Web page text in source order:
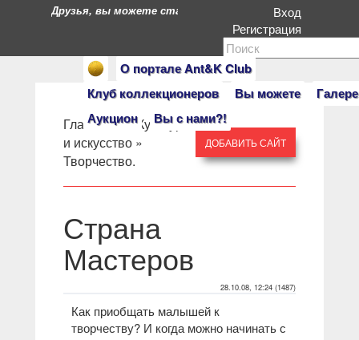
О портале Ant&K Club
Клуб коллекционеров
Вы можете
Аукцион
Вы с нами?!
Друзья, вы можете стать героями нашего портала.
Вход
Регистрация
Главная» »Культура
и искусство »
Творчество.
ДОБАВИТЬ САЙТ
Страна
Мастеров
28.10.08, 12:24 (1487)
Как приобщать малышей к
творчеству? И когда можно начинать с